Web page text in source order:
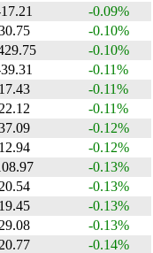
-0.09%
-0.10%
-0.10%
-0.11%
17.43
-0.11%
22.12
-0.11%
-0.12%
12.94
-0.12%
-0.13%
20.54
-0.13%
19.45
-0.13%
29.08
-0.13%
20.77
-0.14%